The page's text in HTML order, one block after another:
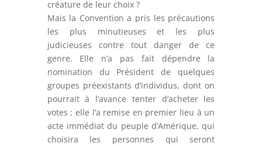
créature de leur choix ?
Mais la Convention a pris les précautions
les plus minutieuses et les plus
judicieuses contre tout danger de ce
genre. Elle n’a pas fait dépendre la
nomination du Président de quelques
groupes préexistants d’individus, dont on
pourrait à l’avance tenter d’acheter les
votes ; elle l’a remise en premier lieu à un
acte immédiat du peuple d’Amérique, qui
choisira les personnes qui seront